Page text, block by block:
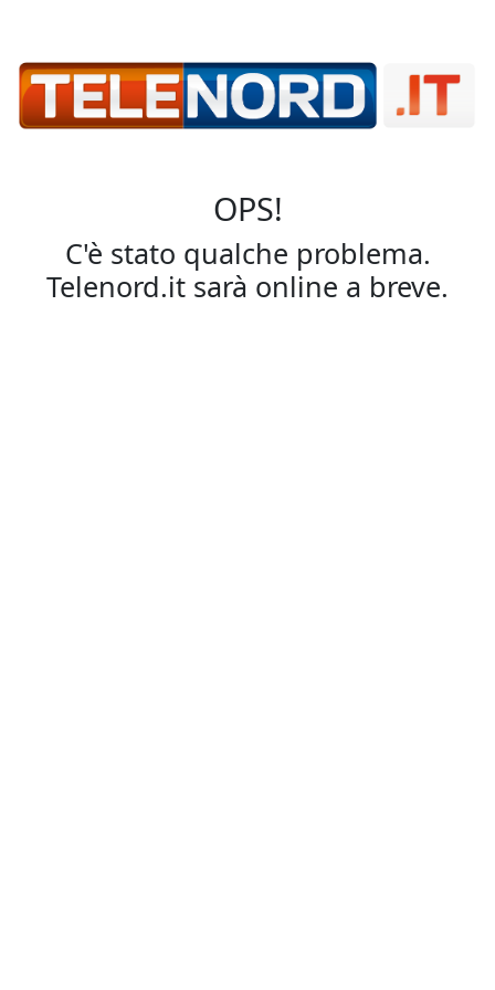
OPS!
C'è stato qualche problema.
Telenord.it sarà online a breve.